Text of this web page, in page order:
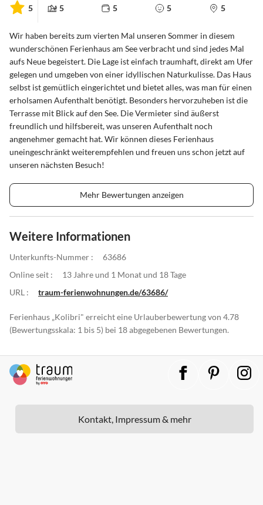
5 5 5 5 5
Wir haben bereits zum vierten Mal unseren Sommer in diesem
wunderschönen Ferienhaus am See verbracht und sind jedes Mal
aufs Neue begeistert. Die Lage ist einfach traumhaft, direkt am Ufer
gelegen und umgeben von einer idyllischen Naturkulisse. Das Haus
selbst ist gemütlich eingerichtet und bietet alles, was man für einen
erholsamen Aufenthalt benötigt. Besonders hervorzuheben ist die
Terrasse mit Blick auf den See. Die Vermieter sind äußerst
freundlich und hilfsbereit, was unseren Aufenthalt noch
angenehmer gemacht hat. Wir können dieses Ferienhaus
uneingeschränkt weiterempfehlen und freuen uns schon jetzt auf
unseren nächsten Besuch!
Mehr Bewertungen anzeigen
Weitere Informationen
Unterkunfts-Nummer :
63686
Online seit :
13 Jahre und 1 Monat und 18 Tage
URL :
traum-ferienwohnungen.de/63686/
Ferienhaus „Kolibri" erreicht eine Urlauberbewertung von 4.78
(Bewertungsskala: 1 bis 5) bei 18 abgegebenen Bewertungen.
Kontakt, Impressum & mehr